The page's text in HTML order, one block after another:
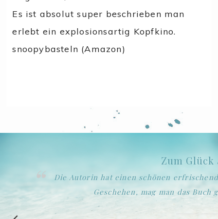
Es ist absolut super beschrieben man
erlebt ein explosionsartig Kopfkino.
snoopybasteln (Amazon)
Es ist immer wieder schön ein Buch wie
Charaktere, Setting,